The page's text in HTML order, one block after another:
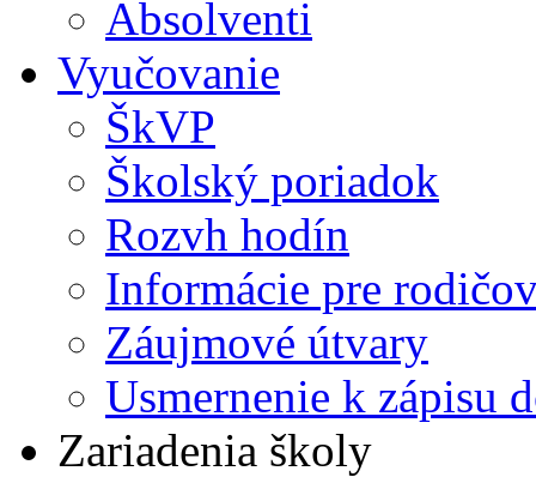
Absolventi
Vyučovanie
ŠkVP
Školský poriadok
Rozvh hodín
Informácie pre
Záujmové útvary
Usmernenie k zápisu
Zariadenia školy